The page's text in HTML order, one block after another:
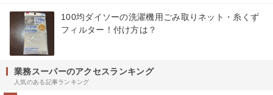
100均ダイソーの洗濯機用ごみ取りネット・糸くず
フィルター！付け方は？
業務スーパーのアクセスランキング
人気のある記事ランキング